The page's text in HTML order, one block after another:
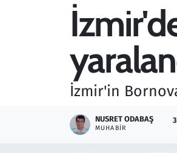
İzmir'in
NUSRET ODABAŞ
MUHABIR
Seçim 2023